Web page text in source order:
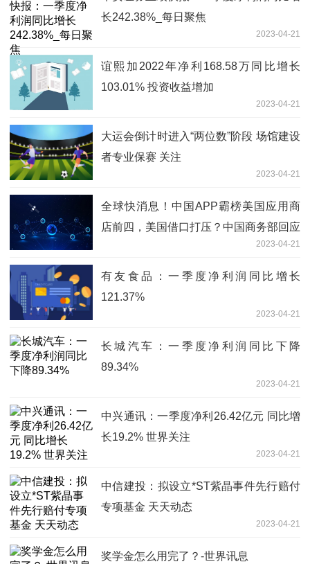
长242.38%_每日聚焦
2023-04-21
谊熙加2022年净利168.58万同比增长
103.01% 投资收益增加
2023-04-21
大运会倒计时进入“两位数”阶段 场馆建设
者专业保赛 关注
2023-04-21
全球快消息！中国APP霸榜美国应用商
店前四，美国借口打压？中国商务部回应
2023-04-21
有友食品：一季度净利润同比增长
121.37%
2023-04-21
长城汽车：一季度净利润同比下降
89.34%
2023-04-21
中兴通讯：一季度净利26.42亿元 同比增
长19.2% 世界关注
2023-04-21
中信建投：拟设立*ST紫晶事件先行赔付
专项基金 天天动态
2023-04-21
奖学金怎么用完了？-世界讯息